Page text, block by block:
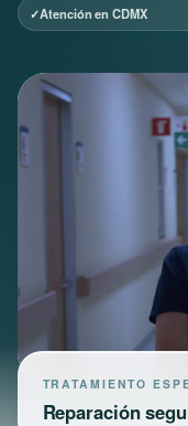
Atención en CDMX
TRATAMIENTO
Reparación